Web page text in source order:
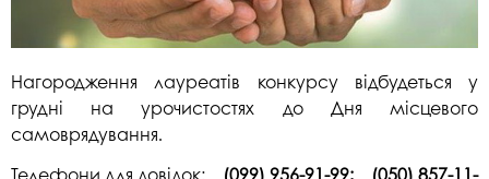
Нагородження лауреатів конкурсу відбудеться у
грудні на урочистостях до Дня місцевого
самоврядування.
Телефони для довідок: (099) 956-91-99; (050) 857-11-